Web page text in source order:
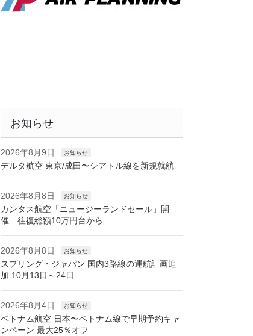
お知らせ
2026年8月9日 お知らせ
デルタ航空 東京/成田〜シアトル線を新規就航
2026年8月8日 お知らせ
カンタス航空「ニュージーランドセール」開
催 往復総額10万円台から
2026年8月8日 お知らせ
スプリング・ジャパン 国内3路線の運航計画追
加 10月13日～24日
2026年8月4日 お知らせ
ベトナム航空 日本〜ベトナム線で早期予約キャ
ンペーン 最大25％オフ